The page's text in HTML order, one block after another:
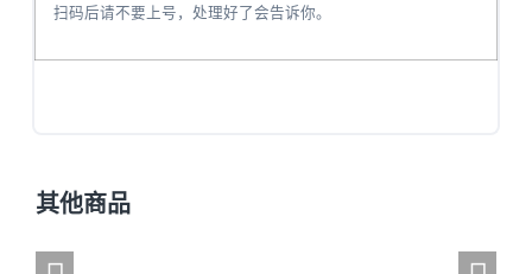
扫码后请不要上号，处理好了会告诉你。
其他商品